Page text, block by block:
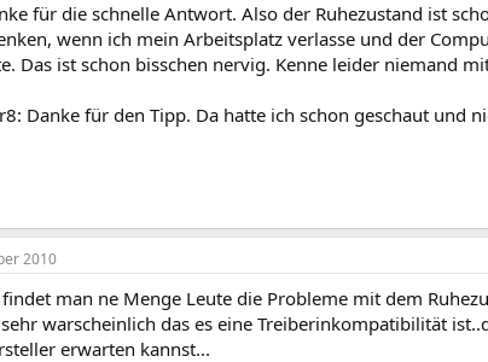
für die schnelle Antwort. Also der Ruhezustand ist
wenn ich mein Arbeitsplatz verlasse und der
Das ist schon bisschen nervig. Kenne leider niemand
Danke für den Tipp. Da hatte ich schon geschaut und
2010
man ne Menge Leute die Probleme mit dem
warscheinlich das es eine Treiberinkompatibilität
erwarten kannst...